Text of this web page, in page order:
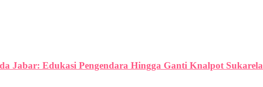
Jabar: Edukasi Pengendara Hingga Ganti Knalpot Sukarela